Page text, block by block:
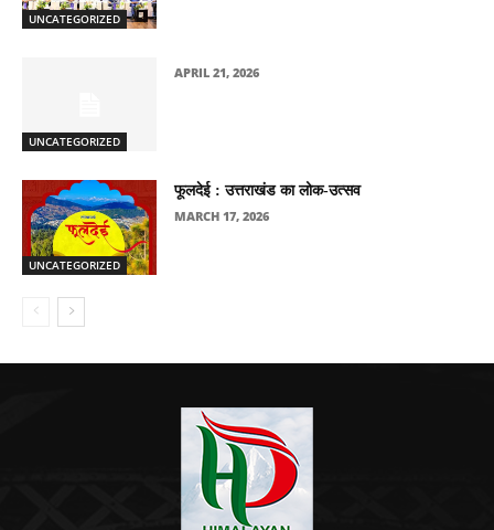
UNCATEGORIZED
UNCATEGORIZED
APRIL 21, 2026
UNCATEGORIZED
फूलदेई : उत्तराखंड का लोक-उत्सव
MARCH 17, 2026